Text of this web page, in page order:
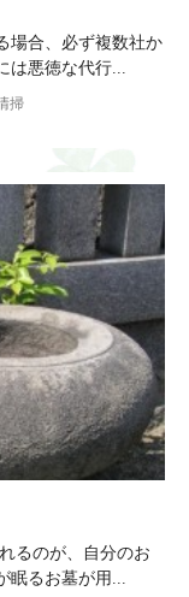
場合、必ず複数社か
は悪徳な代行...
掃
るのが、自分のお
眠るお墓が用...